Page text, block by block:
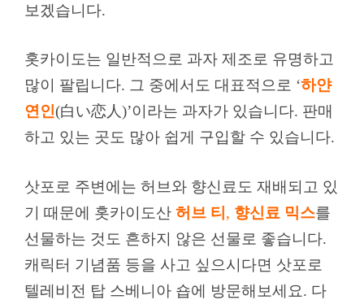
보겠습니다.
홋카이도는 일반적으로 과자 제조로 유명하고
많이 팔립니다. 그 중에서도 대표적으로 ‘하얀
연인(白い恋人)’이라는 과자가 있습니다. 판매
하고 있는 곳도 많아 쉽게 구입할 수 있습니다.
삿포로 주변에는 허브와 향신료도 재배되고 있
기 때문에 홋카이도산 허브 티 , 향신료 믹스를
선물하는 것도 흔하지 않은 선물로 좋습니다.
캐릭터 기념품 등을 사고 싶으시다면 삿포로
텔레비전 탑 스베니아 숍에 방문해보세요. 다